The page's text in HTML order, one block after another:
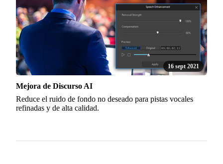
16 sept 2021
Mejora de Discurso AI
Reduce el ruido de fondo no deseado para pistas vocales
refinadas y de alta calidad.